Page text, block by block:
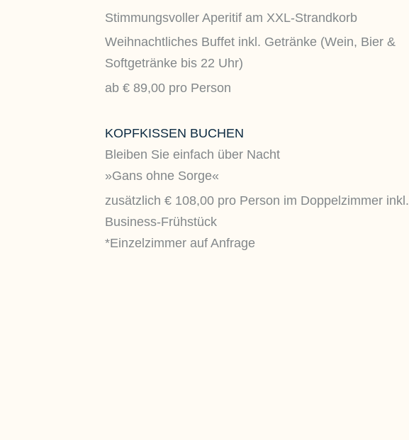
Stimmungsvoller Aperitif am XXL-Strandkorb
Weihnachtliches Buffet inkl. Getränke (Wein, Bier &
Softgetränke bis 22 Uhr)
ab € 89,00 pro Person
KOPFKISSEN BUCHEN
Bleiben Sie einfach über Nacht
»Gans ohne Sorge«
zusätzlich € 108,00 pro Person im Doppelzimmer inkl.
Business-Frühstück
*Einzelzimmer auf Anfrage